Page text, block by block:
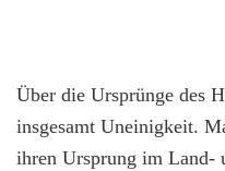
Über die Ursprünge des
insgesamt Uneinigkeit.
ihren Ursprung im Land-